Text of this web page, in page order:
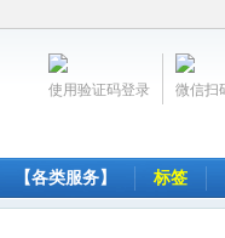
微信扫
使用验证码登录
【各类服务】 标签